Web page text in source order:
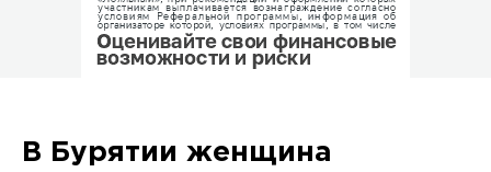
В Бурятии женщина